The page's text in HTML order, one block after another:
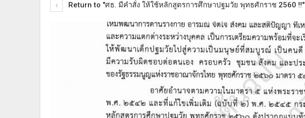
Return to "ศธ. มีคำสั่ง ให้ใช้หลักสูตรการศึกษาปฐมวัย พุทธศักราช 2560 !!"